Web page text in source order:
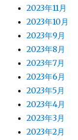
2023年11月
2023年10月
2023年9月
2023年8月
2023年7月
2023年6月
2023年5月
2023年4月
2023年3月
2023年2月